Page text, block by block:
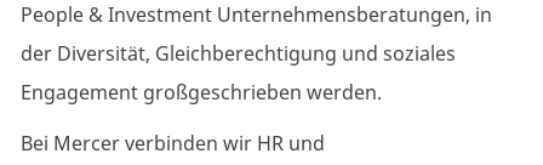
People & Investment Unternehmensberatungen, in
der Diversität, Gleichberechtigung und soziales
Engagement großgeschrieben werden.
Bei Mercer verbinden wir HR und